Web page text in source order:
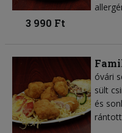
3 990 Ft
óvári
sült
és